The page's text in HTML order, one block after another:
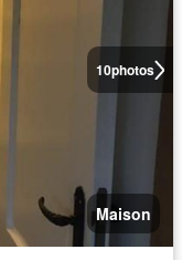
10photos
Maison